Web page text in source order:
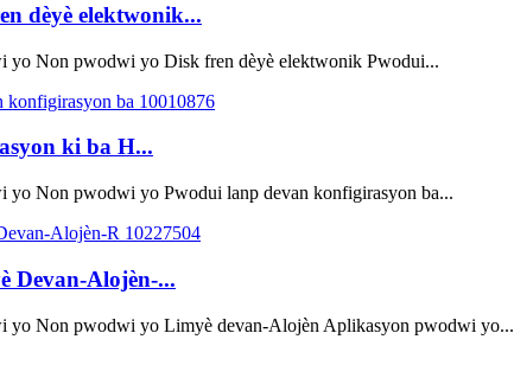
dèyè elektwonik...
yo Non pwodwi yo Disk fren dèyè elektwonik Pwodui...
ki ba H...
yo Non pwodwi yo Pwodui lanp devan konfigirasyon ba...
Devan-Alojèn-...
yo Non pwodwi yo Limyè devan-Alojèn Aplikasyon pwodwi yo...